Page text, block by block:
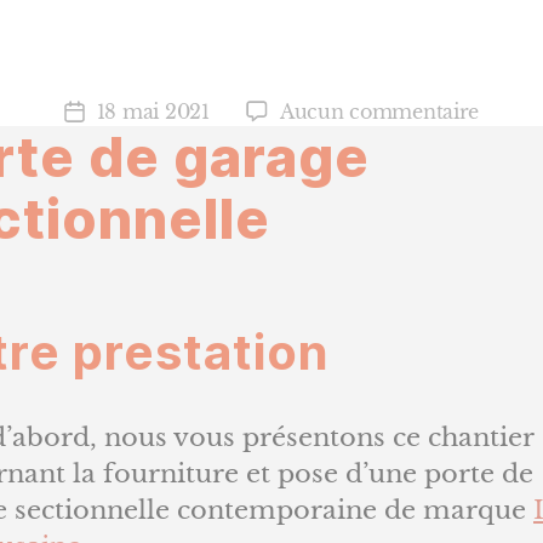
Date
de
l’article
18 mai 2021 Aucun commentairesur
de garage
prestation
nous vous présentons ce chantier
la fourniture et pose d’une porte de
sectionnelle contemporaine de marque